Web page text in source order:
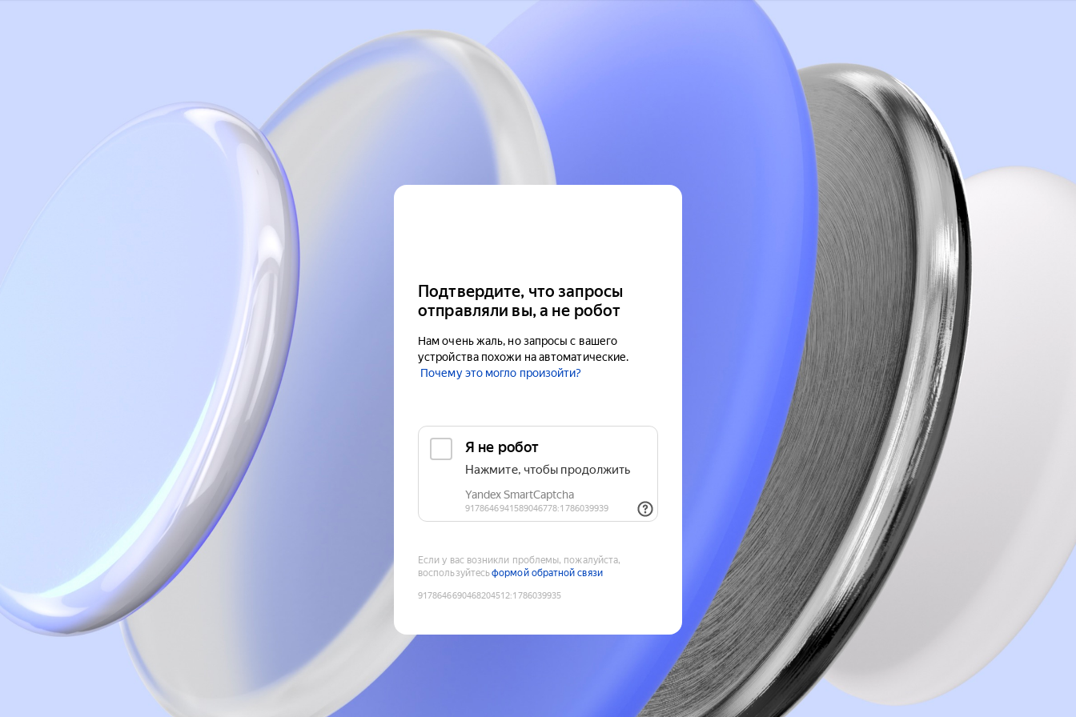
Подтвердите, что запросы
отправляли вы, а не робот
Нам очень жаль, но запросы с вашего
устройства похожи на автоматические.
Почему это могло произойти?
Если у вас возникли проблемы, пожалуйста,
воспользуйтесьформой обратной связи
9178646690468204512:1786039935